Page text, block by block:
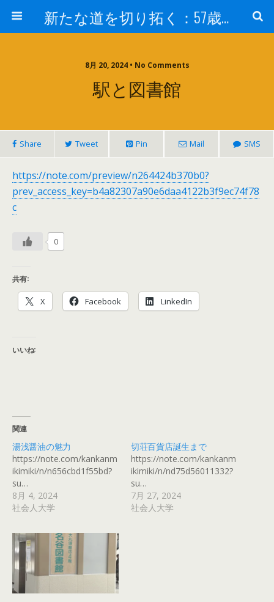
新たな道を切り拓く：57歳男性、大学院の授業室から
8月 20, 2024 • No Comments
駅と図書館
Share Tweet Pin Mail SMS
https://note.com/preview/n264424b370b0?
prev_access_key=b4a82307a90e6daa4122b3f9ec74f78
c
0
共有:
X Facebook LinkedIn
いいね:
関連
湯浅醤油の魅力
https://note.com/kankanm
ikimiki/n/n656cbd1f55bd?
su…
8月 4, 2024
社会人大学
切荘百貨店誕生まで
https://note.com/kankanm
ikimiki/n/nd75d56011332?
su…
7月 27, 2024
社会人大学